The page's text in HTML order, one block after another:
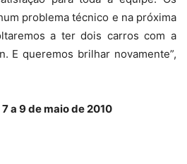
problema técnico e na próxima
a ter dois carros com a
E queremos brilhar novamente”,
a 9 de maio de 2010